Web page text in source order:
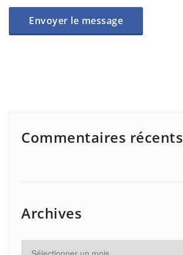
Commentaires récents
Archives